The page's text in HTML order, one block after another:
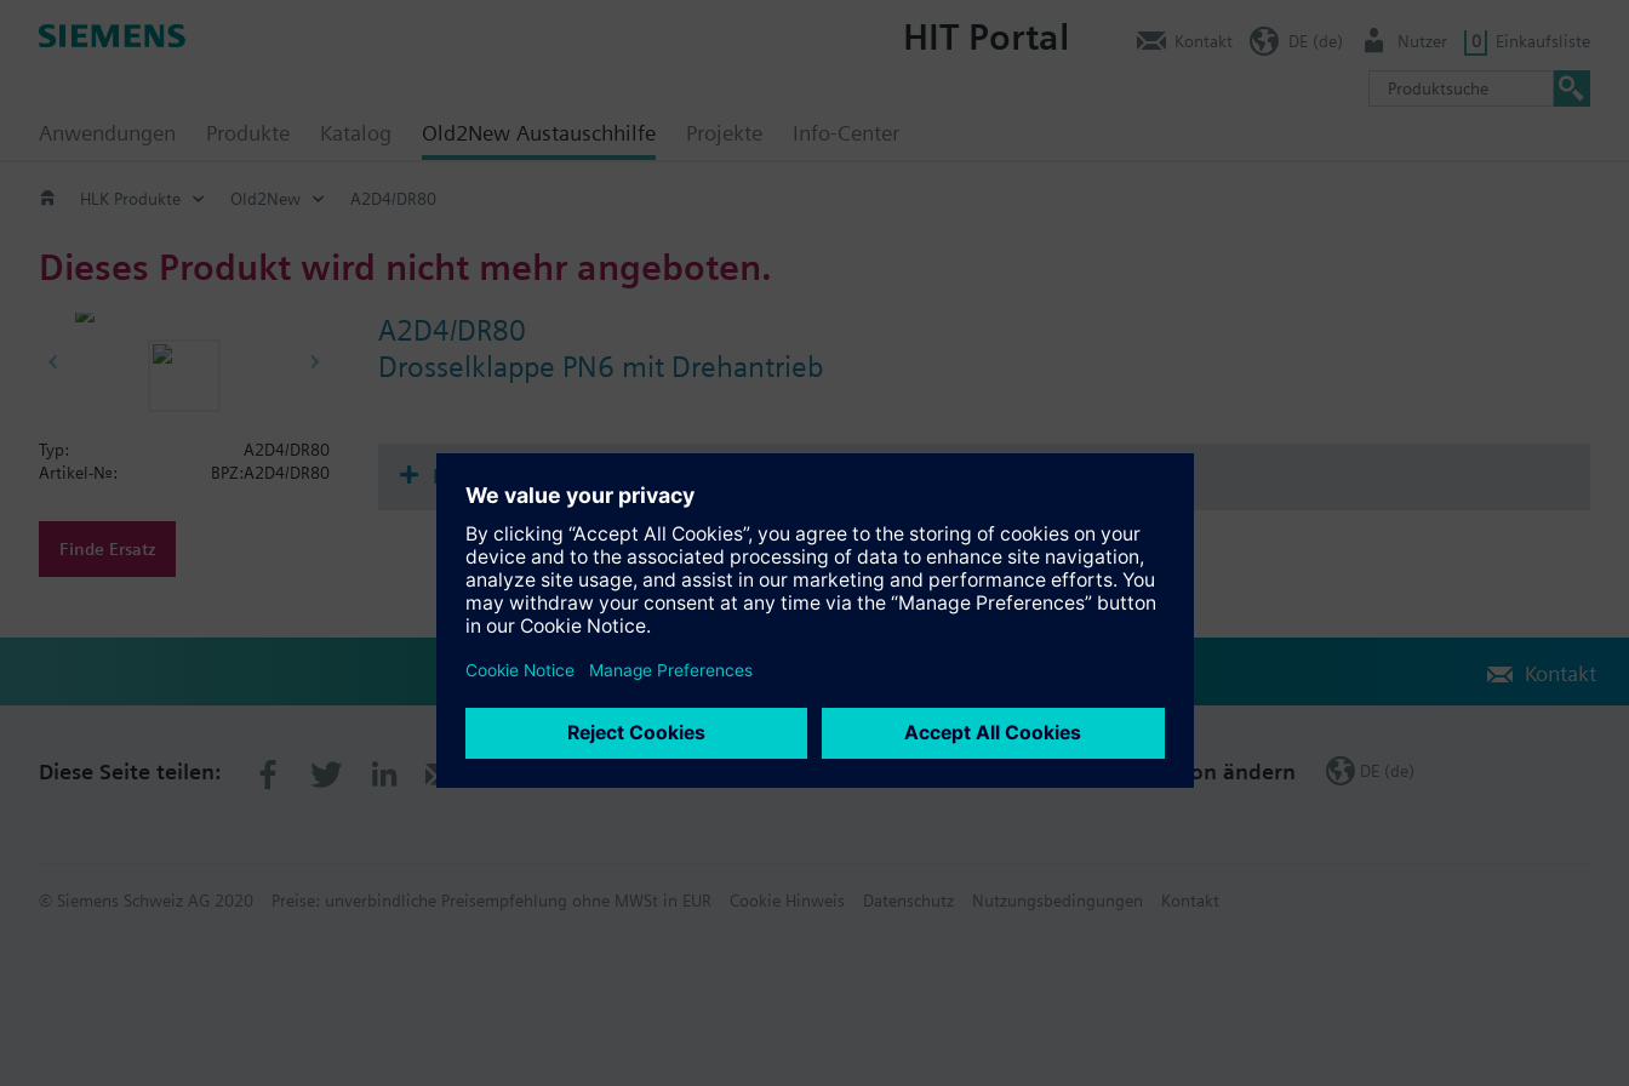
Anwendungen Produkte Katalog Old2New Austauschhilfe Projekte Info-Center
HIT Portal Kontakt DE (de) Nutzer 0 Einkaufsliste
HLK Produkte Old2New A2D4/DR80
Dieses Produkt wird nicht mehr angeboten.
A2D4/DR80
Drosselklappe PN6 mit Drehantrieb
Typ:
A2D4/DR80
Artikel-Nr.:
BPZ:A2D4/DR80
Finde Ersatz
Dokumente
Kontakt
Diese Seite teilen: Region ändern DE (de)
© Siemens Schweiz AG 2020 Preise: unverbindliche Preisempfehlung ohne MWSt in EUR Cookie Hinweis Datenschutz Nutzungsbedingungen Kontakt